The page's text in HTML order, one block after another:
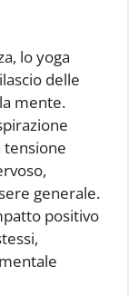
lo yoga
delle
mente.
tensione
generale.
positivo